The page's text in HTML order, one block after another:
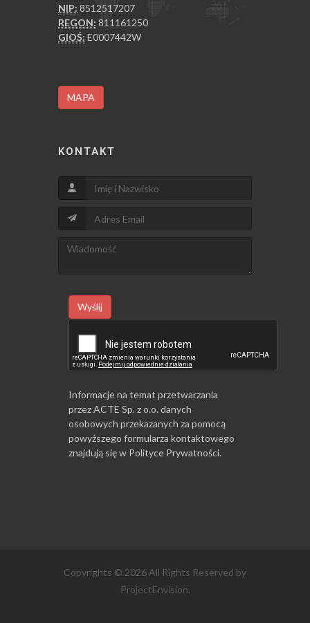
NIP: 8512517207
REGON: 811161250
GIOŚ: E0007442W
MAPA
KONTAKT
Wyślij
Informacje na temat przetwarzania
przez ACTE Sp. z o.o. danych
osobowych przekazanych za pomocą
powyższego formularza kontaktowego
znajdują się w Polityce Prywatności.
Copyrights © 2026 All Rights Reserved by
ProjectEnvision.